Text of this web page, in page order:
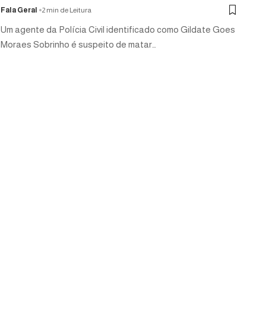
Fala Geral 2 min de Leitura
Um agente da Polícia Civil identificado como Gildate Goes
Moraes Sobrinho é suspeito de matar…